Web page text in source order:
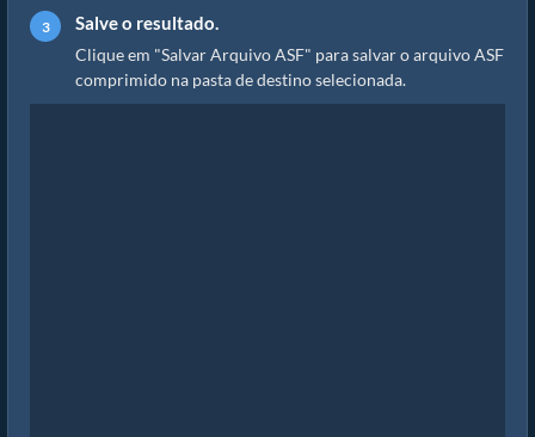
Salve o resultado.
Clique em "Salvar Arquivo ASF" para salvar o arquivo ASF
comprimido na pasta de destino selecionada.